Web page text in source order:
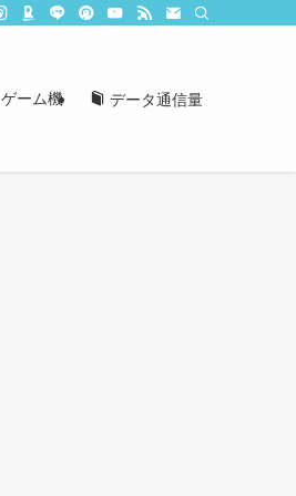
ゲーム機 データ通信量